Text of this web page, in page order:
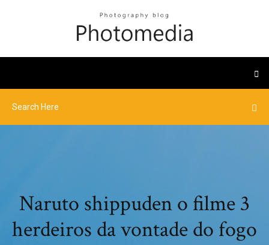
Naruto shippuden o filme 3
herdeiros da vontade do fogo